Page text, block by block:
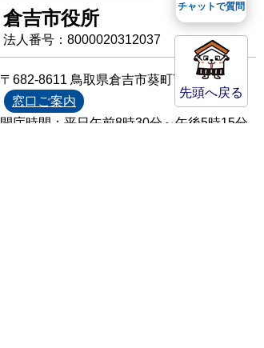
先頭へ戻る
倉吉市役所
法人番号：8000020312037
〒682-8611 鳥取県倉吉市葵町722
窓口ご案内
開庁時間：平日午前8時30分～午後5時15分
チャットで質問